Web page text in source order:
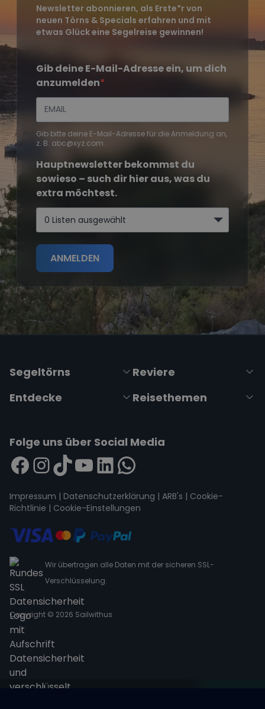
Newsletter abonnieren, als Erste*r von
neuen Törns & Specials erfahren und mit
etwas Glück eine Segelreise gewinnen!
Gib deine E-Mail-Adresse ein, um dich
anzumelden
Gib bitte deine E-Mail-Adresse für die Anmeldung an,
z. B. abc@xyz.com.
Hauptnewsletter bekommst du
sowieso – such dir hier aus, was du
extra möchtest.
0 Listen ausgewählt
ANMELDEN
Segeltörns
Reviere
Entdecke
Reisethemen
Folge uns über Social Media
Impressum | Datenschutzerklärung | ARB's | Cookie-
Richtlinie | Cookie-Einstellungen
Wir übertragen alle Daten mit der sicheren SSL-
Verschlüsselung.
Copyright © 2026 Sailwithus